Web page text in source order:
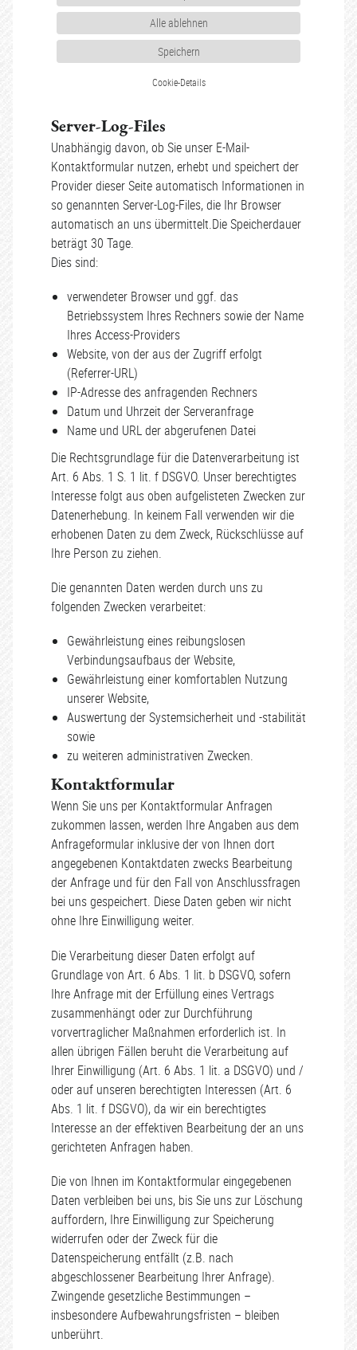
Alle ablehnen
Speichern
Cookie-Details
Server-Log-Files
Unabhängig davon, ob Sie unser E-Mail-
Kontaktformular nutzen, erhebt und speichert der
Provider dieser Seite automatisch Informationen in
so genannten Server-Log-Files, die Ihr Browser
automatisch an uns übermittelt.Die Speicherdauer
beträgt 30 Tage.
Dies sind:
verwendeter Browser und ggf. das
Betriebssystem Ihres Rechners sowie der Name
Ihres Access-Providers
Website, von der aus der Zugriff erfolgt
(Referrer-URL)
IP-Adresse des anfragenden Rechners
Datum und Uhrzeit der Serveranfrage
Name und URL der abgerufenen Datei
Die Rechtsgrundlage für die Datenverarbeitung ist
Art. 6 Abs. 1 S. 1 lit. f DSGVO. Unser berechtigtes
Interesse folgt aus oben aufgelisteten Zwecken zur
Datenerhebung. In keinem Fall verwenden wir die
erhobenen Daten zu dem Zweck, Rückschlüsse auf
Ihre Person zu ziehen.
Die genannten Daten werden durch uns zu
folgenden Zwecken verarbeitet:
Gewährleistung eines reibungslosen
Verbindungsaufbaus der Website,
Gewährleistung einer komfortablen Nutzung
unserer Website,
Auswertung der Systemsicherheit und -stabilität
sowie
zu weiteren administrativen Zwecken.
Kontaktformular
Wenn Sie uns per Kontaktformular Anfragen
zukommen lassen, werden Ihre Angaben aus dem
Anfrageformular inklusive der von Ihnen dort
angegebenen Kontaktdaten zwecks Bearbeitung
der Anfrage und für den Fall von Anschlussfragen
bei uns gespeichert. Diese Daten geben wir nicht
ohne Ihre Einwilligung weiter.
Die Verarbeitung dieser Daten erfolgt auf
Grundlage von Art. 6 Abs. 1 lit. b DSGVO, sofern
Ihre Anfrage mit der Erfüllung eines Vertrags
zusammenhängt oder zur Durchführung
vorvertraglicher Maßnahmen erforderlich ist. In
allen übrigen Fällen beruht die Verarbeitung auf
Ihrer Einwilligung (Art. 6 Abs. 1 lit. a DSGVO) und /
oder auf unseren berechtigten Interessen (Art. 6
Abs. 1 lit. f DSGVO), da wir ein berechtigtes
Interesse an der effektiven Bearbeitung der an uns
gerichteten Anfragen haben.
Die von Ihnen im Kontaktformular eingegebenen
Daten verbleiben bei uns, bis Sie uns zur Löschung
auffordern, Ihre Einwilligung zur Speicherung
widerrufen oder der Zweck für die
Datenspeicherung entfällt (z.B. nach
abgeschlossener Bearbeitung Ihrer Anfrage).
Zwingende gesetzliche Bestimmungen –
insbesondere Aufbewahrungsfristen – bleiben
unberührt.